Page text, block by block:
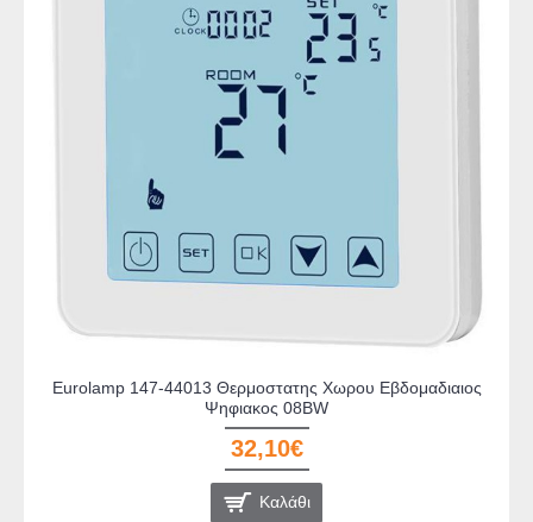
Eurolamp 147-44013 Θερμοστατης Χωρου Εβδομαδιαιος
Ψηφιακος 08BW
32,10€
Καλάθι